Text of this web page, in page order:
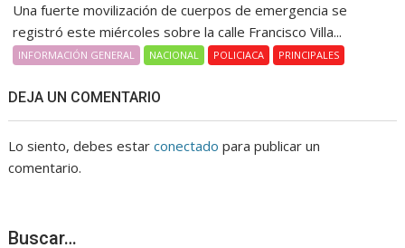
Una fuerte movilización de cuerpos de emergencia se
registró este miércoles sobre la calle Francisco Villa...
INFORMACIÓN GENERAL NACIONAL POLICIACA PRINCIPALES
DEJA UN COMENTARIO
Lo siento, debes estarconectado para publicar un
comentario.
Buscar…